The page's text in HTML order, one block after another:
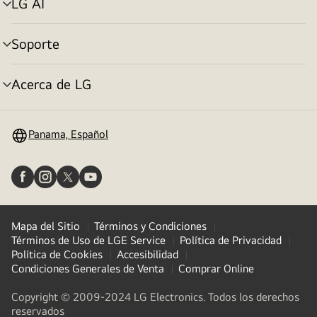
Alternar
menú
Soporte
Alternar
menú
Acerca de LG
Alternar
Panama, Español
Mapa del Sitio
Términos y Condiciones
Términos de Uso de LGE Service
Política de Privacidad
Política de Cookies
Accesibilidad
Condiciones Generales de Venta
Comprar Online
Copyright © 2009-2024 LG Electronics. Todos los derechos
reservados